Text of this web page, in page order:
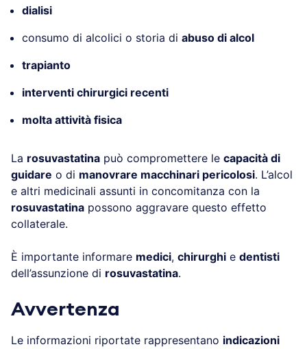
dialisi
consumo di alcolici o storia di abuso di alcol
trapianto
interventi chirurgici recenti
molta attività fisica
La rosuvastatina può compromettere le capacità di
guidare o di manovrare macchinari pericolosi. L’alcol
e altri medicinali assunti in concomitanza con la
rosuvastatina possono aggravare questo effetto
collaterale.
È importante informare medici, chirurghi e dentisti
dell’assunzione di rosuvastatina.
Avvertenza
Le informazioni riportate rappresentano indicazioni